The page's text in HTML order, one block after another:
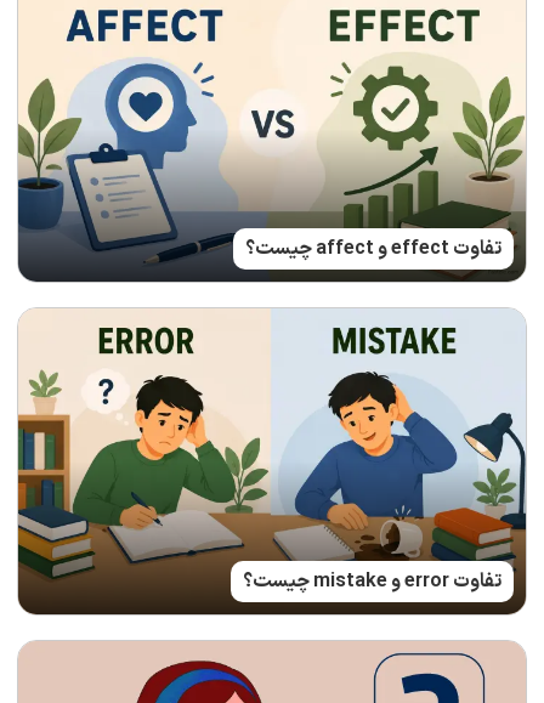
تفاوت effect و affect چیست؟
تفاوت error و mistake چیست؟